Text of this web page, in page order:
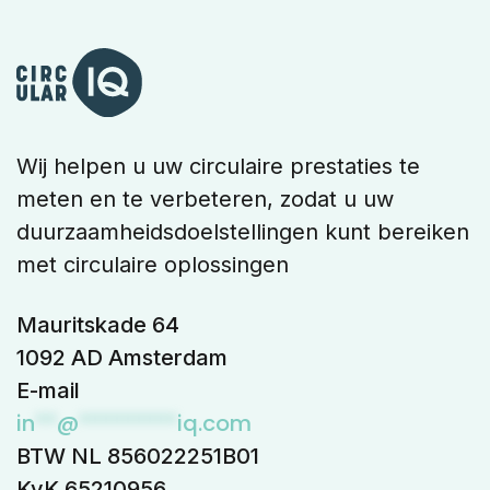
Wij helpen u uw circulaire prestaties te
meten en te verbeteren, zodat u uw
duurzaamheidsdoelstellingen kunt bereiken
met circulaire oplossingen
Mauritskade 64
1092 AD Amsterdam
E-mail
in @ iq.com
BTW NL 856022251B01